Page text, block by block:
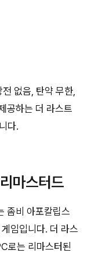
없음, 탄약 무한,
공하는 더 라스트
다.
마스터드
좀비 아포칼립스
임입니다. 더 라스
로는 리마스터된